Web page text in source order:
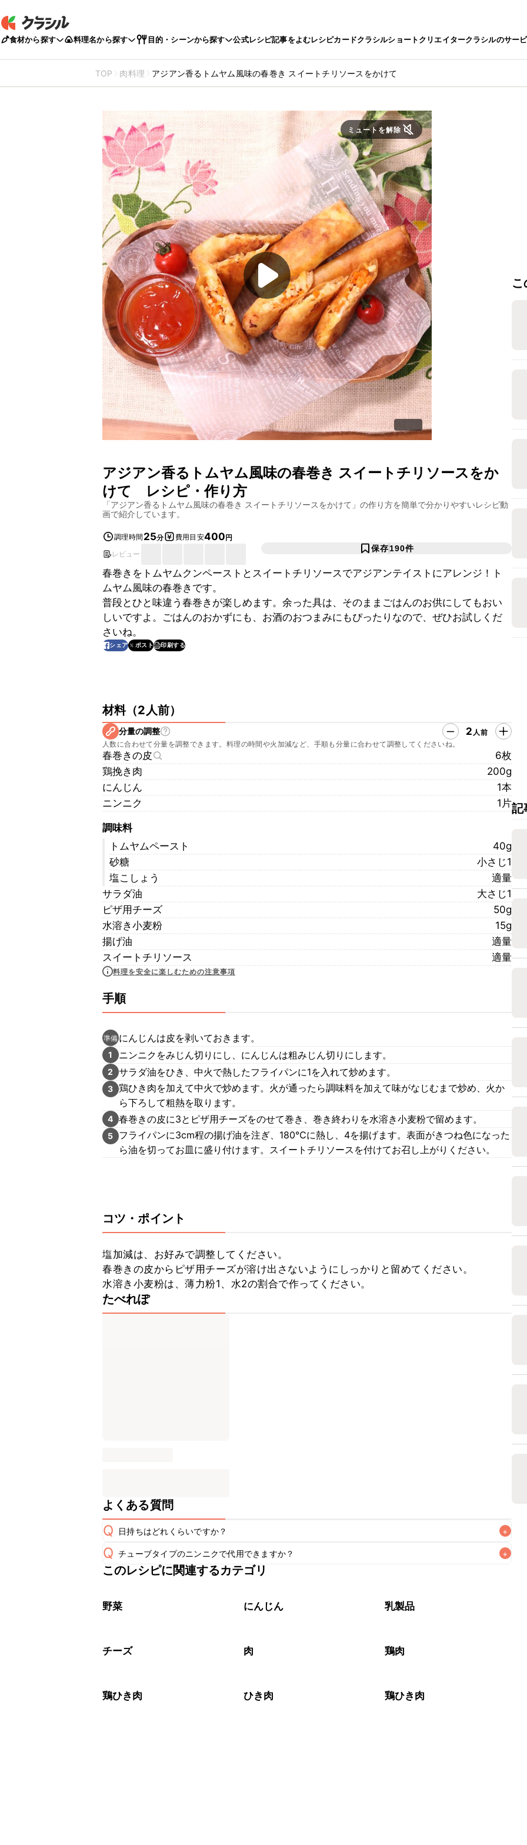
食材から探す 料理名から探す 目的・シーンから探す 公式レシピ記事をよむレシピカードクラシルショートクリエイタークラシルのサー
TOP 肉料理 アジアン香るトムヤム風味の春巻き スイートチリソースをかけて
ミュートを解除
アジアン香るトムヤム風味の春巻き スイートチリソースをか
けて
レシピ・作り方
「アジアン香るトムヤム風味の春巻き スイートチリソースをかけて 」の作り方を簡単で分かりやすいレシピ動
画で紹介しています。
調理時間 25分 費用目安400円
レビュー
保存190件
春巻きをトムヤムクンペーストとスイートチリソースでアジアンテイストにアレンジ！ト
ムヤム風味の春巻きです。
普段とひと味違う春巻きが楽しめます。余った具は、そのままごはんのお供にしてもおい
しいですよ。ごはんのおかずにも、お酒のおつまみにもぴったりなので、ぜひお試しくだ
さいね。
シェア ポスト 印刷する
材料（2人前）
分量の調整 2 人前
人数に合わせて分量を調整できます。料理の時間や火加減など、手順も分量に合わせて調整してくださいね。
春巻きの皮
6枚
鶏挽き肉
200g
にんじん
1本
ニンニク
1片
調味料
トムヤムペースト
40g
砂糖
小さじ1
塩こしょう
適量
サラダ油
大さじ1
ピザ用チーズ
50g
水溶き小麦粉
15g
揚げ油
適量
スイートチリソース
適量
料理を安全に楽しむための注意事項
手順
準備 にんじんは皮を剥いておきます。
1 ニンニクをみじん切りにし、にんじんは粗みじん切りにします。
2 サラダ油をひき、中火で熱したフライパンに1を入れて炒めます。
3 鶏ひき肉を加えて中火で炒めます。火が通ったら調味料を加えて味がなじむまで炒め、火か
ら下ろして粗熱を取ります。
4 春巻きの皮に3とピザ用チーズをのせて巻き、巻き終わりを水溶き小麦粉で留めます。
5
フライパンに3cm程の揚げ油を注ぎ、180℃に熱し、4を揚げます。表面がきつね色になった
ら油を切ってお皿に盛り付けます。スイートチリソースを付けてお召し上がりください。
コツ・ポイント
塩加減は、お好みで調整してください。
春巻きの皮からピザ用チーズが溶け出さないようにしっかりと留めてください。
水溶き小麦粉は、薄力粉1、水2の割合で作ってください。
たべれぽ
よくある質問
Q 日持ちはどれくらいですか？ +
A
保存期間は冷蔵で翌日中が目安です。なるべくお早めにお召し上がりください。
Q チューブタイプのニンニクで代用できますか？ +
チューブタイプのニンニクを使用してもお作りいただけます。小さじ1を目安に加え、お好みの風味
このレシピに関連するカテゴリ
野菜 にんじん 乳製品
チーズ 肉 鶏肉
鶏ひき肉 ひき肉 鶏ひき肉
記